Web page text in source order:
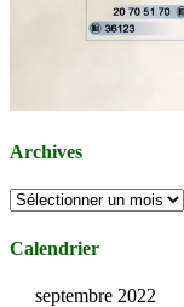
Archives
Archives
Calendrier
septembre 2022